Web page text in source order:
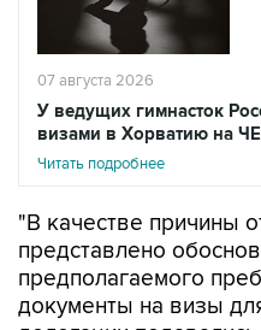
07 августа 2026
У ведущих гимнасток
визами в Хорватию на ЧЕ
Читать подробнее
"В качестве причины
предполагаемого
документы на визы
делегации
одинаковым